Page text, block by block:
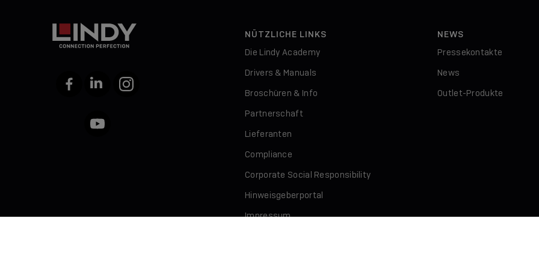
FacebookLinkedInInstagram
YouTube
NÜTZLICHE LINKS
Die Lindy Academy
Drivers & Manuals
Broschüren & Info
Partnerschaft
Lieferanten
Compliance
Corporate Social Responsibility
Hinweisgeberportal
Impressum
NEWS
Pressekontakte
News
Outlet-Produkte